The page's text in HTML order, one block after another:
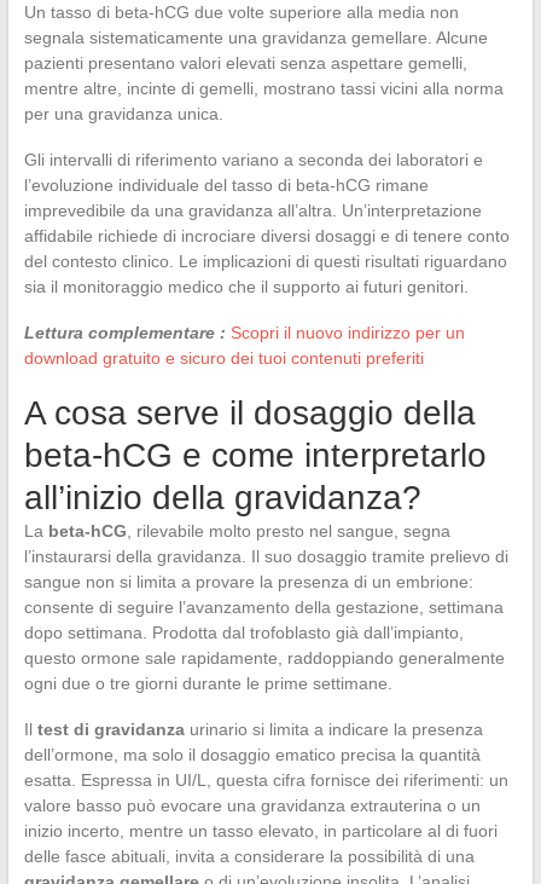
Un tasso di beta-hCG due volte superiore alla media non
segnala sistematicamente una gravidanza gemellare. Alcune
pazienti presentano valori elevati senza aspettare gemelli,
mentre altre, incinte di gemelli, mostrano tassi vicini alla norma
per una gravidanza unica.
Gli intervalli di riferimento variano a seconda dei laboratori e
l’evoluzione individuale del tasso di beta-hCG rimane
imprevedibile da una gravidanza all’altra. Un’interpretazione
affidabile richiede di incrociare diversi dosaggi e di tenere conto
del contesto clinico. Le implicazioni di questi risultati riguardano
sia il monitoraggio medico che il supporto ai futuri genitori.
Lettura complementare : Scopri il nuovo indirizzo per un
download gratuito e sicuro dei tuoi contenuti preferiti
A cosa serve il dosaggio della
beta-hCG e come interpretarlo
all’inizio della gravidanza?
La beta-hCG , rilevabile molto presto nel sangue, segna
l’instaurarsi della gravidanza. Il suo dosaggio tramite prelievo di
sangue non si limita a provare la presenza di un embrione:
consente di seguire l’avanzamento della gestazione, settimana
dopo settimana. Prodotta dal trofoblasto già dall’impianto,
questo ormone sale rapidamente, raddoppiando generalmente
ogni due o tre giorni durante le prime settimane.
Il test di gravidanzaurinario si limita a indicare la presenza
dell’ormone, ma solo il dosaggio ematico precisa la quantità
esatta. Espressa in UI/L, questa cifra fornisce dei riferimenti: un
valore basso può evocare una gravidanza extrauterina o un
inizio incerto, mentre un tasso elevato, in particolare al di fuori
delle fasce abituali, invita a considerare la possibilità di una